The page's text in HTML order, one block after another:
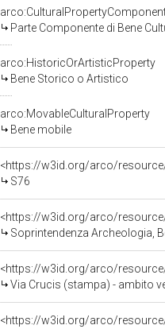
Parte Componente di Bene
arco:HistoricOrArtisticProperty
Bene Storico o Artistico
arco:MovableCulturalProperty
Bene mobile
<https://w3id.org/arco/
S76
<https://w3id.org/arco/
Soprintendenza Archeologia,
<https://w3id.org/arco/
Via Crucis (stampa) - ambito
<https://w3id.org/arco/